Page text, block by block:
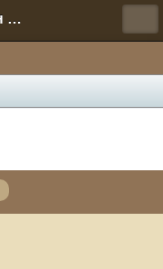
Форум онлайн игры "Новая Эра" (Нюра Биз)